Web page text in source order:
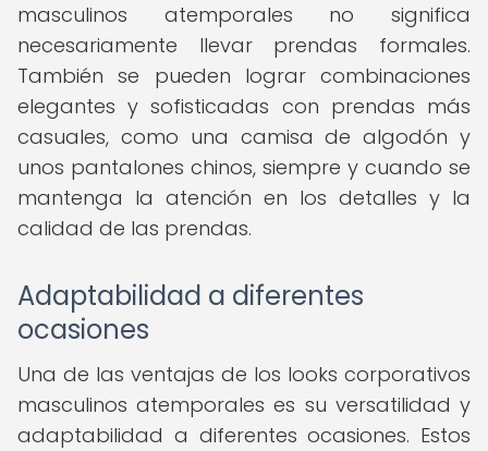
masculinos atemporales no significa
necesariamente llevar prendas formales.
También se pueden lograr combinaciones
elegantes y sofisticadas con prendas más
casuales, como una camisa de algodón y
unos pantalones chinos, siempre y cuando se
mantenga la atención en los detalles y la
calidad de las prendas.
Adaptabilidad a diferentes
ocasiones
Una de las ventajas de los looks corporativos
masculinos atemporales es su versatilidad y
adaptabilidad a diferentes ocasiones. Estos